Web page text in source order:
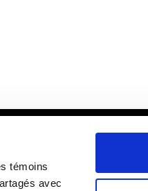
témoins
avec